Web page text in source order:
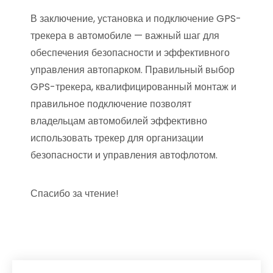
В заключение, установка и подключение GPS-
трекера в автомобиле — важный шаг для
обеспечения безопасности и эффективного
управления автопарком. Правильный выбор
GPS-трекера, квалифицированный монтаж и
правильное подключение позволят
владельцам автомобилей эффективно
использовать трекер для организации
безопасности и управления автофлотом.
Спасибо за чтение!